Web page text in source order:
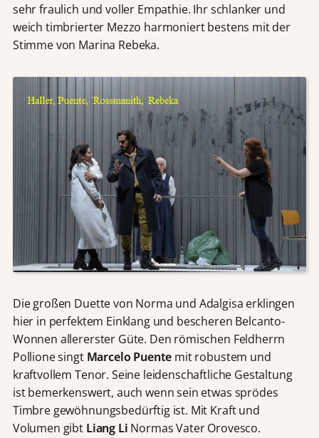
sehr fraulich und voller Empathie. Ihr schlanker und
weich timbrierter Mezzo harmoniert bestens mit der
Stimme von Marina Rebeka.
Die großen Duette von Norma und Adalgisa erklingen
hier in perfektem Einklang und bescheren Belcanto-
Wonnen allererster Güte. Den römischen Feldherrn
Pollione singt Marcelo Puente mit robustem und
kraftvollem Tenor. Seine leidenschaftliche Gestaltung
ist bemerkenswert, auch wenn sein etwas sprödes
Timbre gewöhnungsbedürftig ist. Mit Kraft und
Volumen gibt Liang Li Normas Vater Orovesco.